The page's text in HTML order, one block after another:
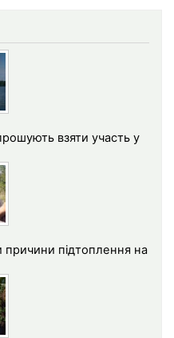
взяти участь у
причини підтоплення на